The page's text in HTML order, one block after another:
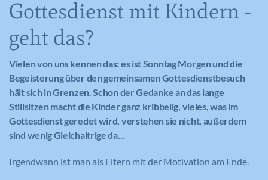
Gottesdienst mit Kindern -
geht das?
Vielen von uns kennen das: es ist Sonntag Morgen und die
Begeisterung über den gemeinsamen Gottesdienstbesuch
hält sich in Grenzen. Schon der Gedanke an das lange
Stillsitzen macht die Kinder ganz kribbelig, vieles, was im
Gottesdienst geredet wird, verstehen sie nicht, außerdem
sind wenig Gleichaltrige da…
Irgendwann ist man als Eltern mit der Motivation am Ende.